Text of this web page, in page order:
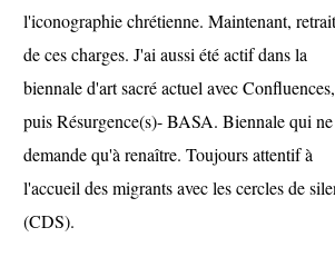
l'iconographie chrétienne. Maintenant,
de ces charges. J'ai aussi été actif dans la
biennale d'art sacré actuel avec Confluences,
puis Résurgence(s)- BASA. Biennale qui ne
demande qu'à renaître. Toujours attentif à
l'accueil des migrants avec les cercles de
(CDS).